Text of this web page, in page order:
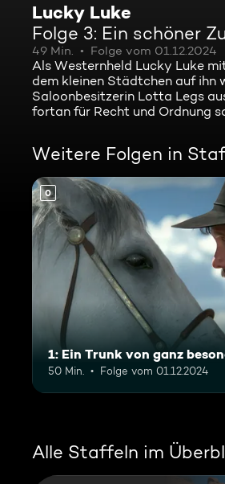
Lucky Luke
Folge 3: Ein schöner
49 Min. Folge vom 01.12.2024
Als Westernheld Lucky Luke
dem kleinen Städtchen auf ihn
Saloonbesitzerin Lotta Legs
fortan für Recht und Ordnung
Weitere Folgen in
0
1: Ein Trunk von ganz
50 Min. Folge vom 01.12.2024
Alle Staffeln im